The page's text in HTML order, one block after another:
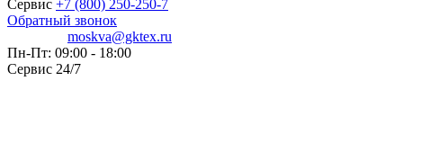
Сервис +7 (800) 250-250-7
Обратный звонок
moskva@gktex.ru
Пн-Пт: 09:00 - 18:00
Сервис 24/7